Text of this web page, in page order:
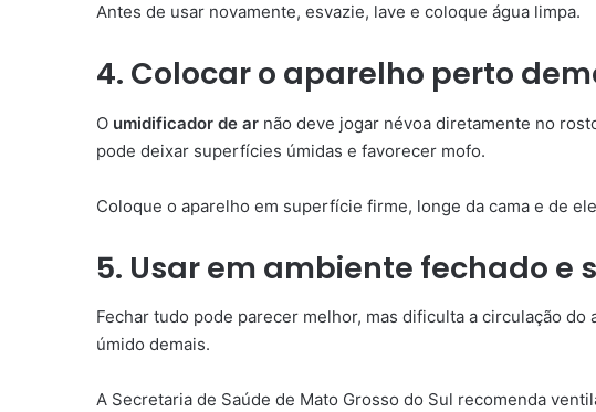
Antes de usar novamente, esvazie, lave e coloque água limpa.
4. Colocar o aparelho perto
O umidificador de ar não deve jogar névoa diretamente no
pode deixar superfícies úmidas e favorecer mofo.
Coloque o aparelho em superfície firme, longe da cama e de
5. Usar em ambiente fechado e
Fechar tudo pode parecer melhor, mas dificulta a circulação do
úmido demais.
A Secretaria de Saúde de Mato Grosso do Sul recomenda